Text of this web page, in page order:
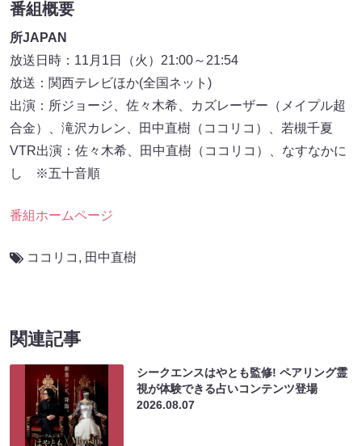
番組概要
所JAPAN
放送日時：11月1日（火）21:00～21:54
放送：関西テレビほか(全国ネット)
出演：所ジョージ、佐々木希、カズレーザー（メイプル超
合金）、滝沢カレン、田中直樹（ココリコ）、若槻千夏
VTR出演：佐々木希、田中直樹（ココリコ）、なすなかに
し ※五十音順
番組ホームページ
ココリコ , 田中直樹
関連記事
シークエンスはやとも監修! ペアリング霊
視が体験できる占いコンテンツ登場
2026.08.07